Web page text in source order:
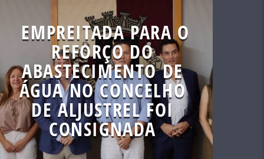
EMPREITADA PARA O
REFORÇO DO
ABASTECIMENTO DE
ÁGUA NO CONCELHO
DE ALJUSTREL FOI
CONSIGNADA